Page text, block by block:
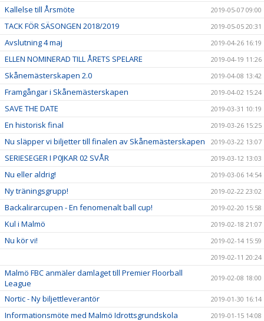
Kallelse till Årsmöte 2019-05-07 09:00
TACK FÖR SÄSONGEN 2018/2019 2019-05-05 20:31
Avslutning 4 maj 2019-04-26 16:19
ELLEN NOMINERAD TILL ÅRETS SPELARE 2019-04-19 11:26
Skånemästerskapen 2.0 2019-04-08 13:42
Framgångar i Skånemästerskapen 2019-04-02 15:24
SAVE THE DATE 2019-03-31 10:19
En historisk final 2019-03-26 15:25
Nu släpper vi biljetter till finalen av Skånemästerskapen 2019-03-22 13:07
SERIESEGER I P0JKAR 02 SVÅR 2019-03-12 13:03
Nu eller aldrig! 2019-03-06 14:54
Ny träningsgrupp! 2019-02-22 23:02
Backalirarcupen - En fenomenalt ball cup! 2019-02-20 15:58
Kul i Malmö 2019-02-18 21:07
Nu kör vi!
2019-02-14 15:59
2019-02-11 20:24
Malmö FBC anmäler damlaget till Premier Floorball
League
2019-02-08 18:00
Nortic - Ny biljettleverantör 2019-01-30 16:14
Informationsmöte med Malmö Idrottsgrundskola 2019-01-15 14:08